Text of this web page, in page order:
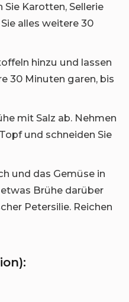
Karotten, Sellerie
alles weitere 30
hinzu und lassen
30 Minuten garen, bis
mit Salz ab. Nehmen
und schneiden Sie
und das Gemüse in
Brühe darüber
Petersilie. Reichen